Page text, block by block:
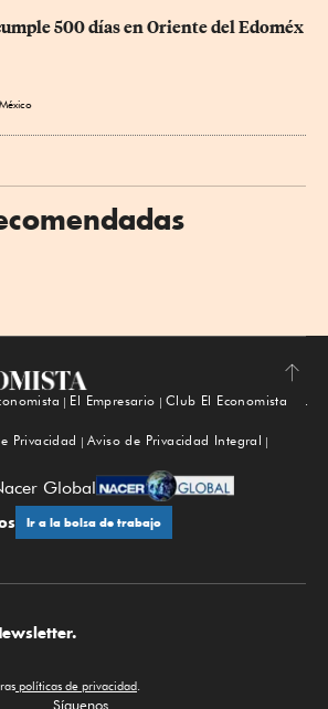
500 días en Oriente del Edoméx
Subir
El Empresario
Club El Economista
Privacidad
Aviso de Privacidad Integral
Global
Ir a la bolsa de trabajo
políticas de privacidad
Síguenos